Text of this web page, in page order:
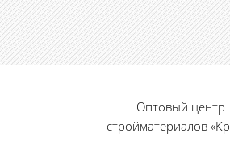
Оптовый центр
стройматериалов